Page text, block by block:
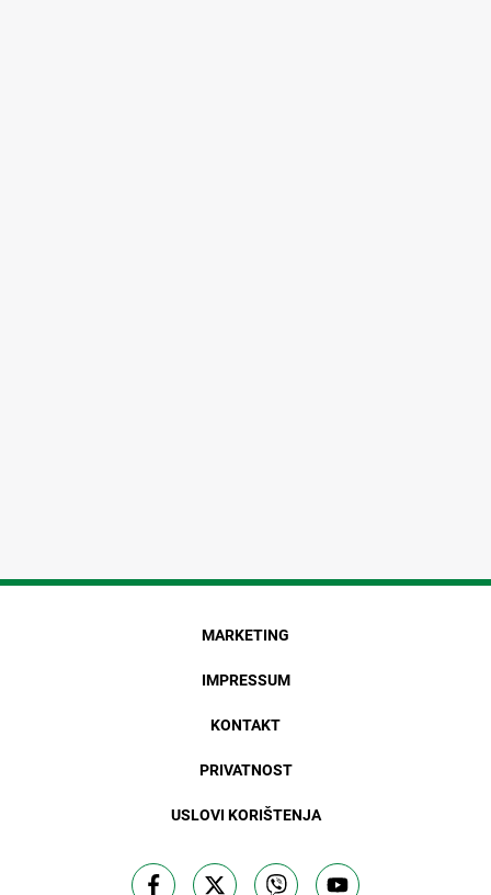
MARKETING
IMPRESSUM
KONTAKT
PRIVATNOST
USLOVI KORIŠTENJA